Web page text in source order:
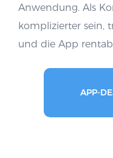
Anwendung. Als
komplizierter sein,
und die App
APP-